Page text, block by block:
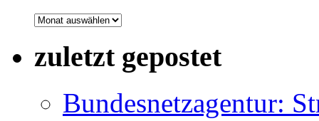
Archiv
zuletzt gepostet
Bundesnetzagentur: